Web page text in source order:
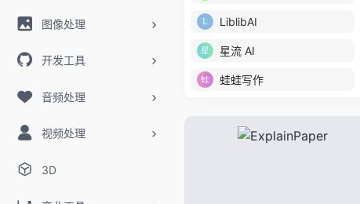
图像处理
开发工具
音频处理
视频处理
3D
LiblibAI
星流 AI
蛙蛙写作